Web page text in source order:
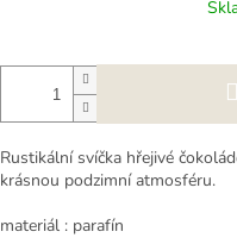
Rustikální svíčka hřejivé
krásnou podzimní atmosféru.
materiál : parafín